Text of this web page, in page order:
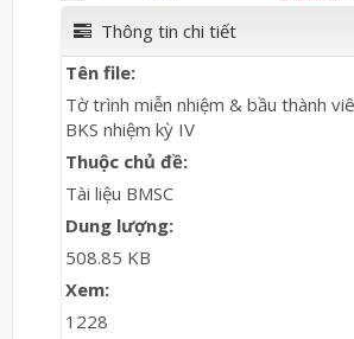
Thông tin chi tiết
Tên file:
Tờ trình miễn nhiệm & bầu thành
BKS nhiệm kỳ IV
Thuộc chủ đề:
Tài liệu BMSC
Dung lượng:
508.85 KB
Xem:
1228